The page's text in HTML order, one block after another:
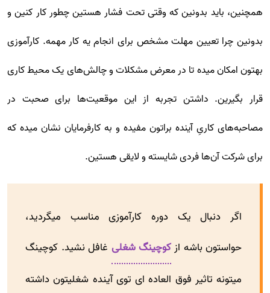
همچنین، باید بدونین که وقتی تحت فشار هستین چطور کار کنین و
بدونین چرا تعیین مهلت مشخص برای انجام یه کار مهمه. کارآموزی
بهتون امکان میده تا در معرض مشکلات و چالش‌های یک محیط کاری
قرار بگیرین. داشتن تجربه از این موقعیت‌ها برای صحبت در
مصاحبه‌های کاریِ آینده براتون مفیده و به کارفرمایان نشان میده که
برای شرکت آن‌ها فردی شایسته و لایقی هستین.
اگر دنبال یک دوره کارآموزی مناسب میگردید،
حواستون باشه ازکوچینگ شغلی غافل نشید. کوچینگ
میتونه تاثیر فوق العاده ای توی آینده شغلیتون داشته